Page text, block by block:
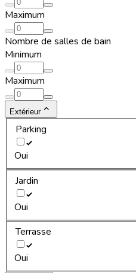
Maximum
Nombre de salles de bain
Minimum
Maximum
Extérieur
Parking
Oui
Jardin
Oui
Terrasse
Oui